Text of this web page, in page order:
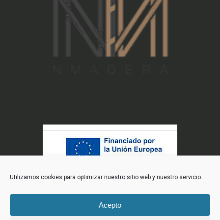
Utilizamos cookies para optimizar nuestro sitio web y nuestro servicio.
Acepto